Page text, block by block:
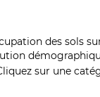
des sols
sur une